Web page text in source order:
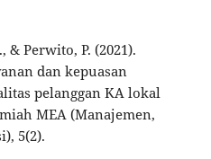
Perwito, P. (2021).
dan kepuasan
pelanggan KA lokal
MEA (Manajemen,
5(2).